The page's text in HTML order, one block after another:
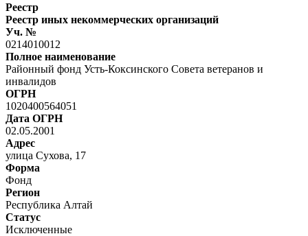
Реестр
Реестр иных некоммерческих организаций
Уч. №
0214010012
Полное наименование
Районный фонд Усть-Коксинского Совета ветеранов и
инвалидов
ОГРН
1020400564051
Дата ОГРН
02.05.2001
Адрес
улица Сухова, 17
Форма
Фонд
Регион
Республика Алтай
Статус
Исключенные